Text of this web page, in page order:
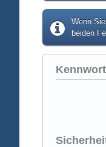
Wenn
beiden